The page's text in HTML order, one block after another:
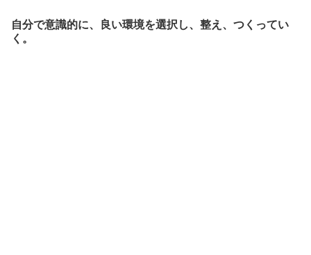
自分で意識的に、良い環境を選択し、整え、つくってい
く。